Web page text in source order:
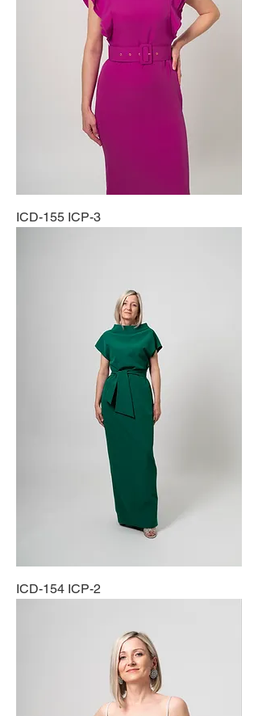
ICD-155 ICP-3
ICD-154 ICP-2